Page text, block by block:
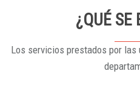
¿QUÉ SE
Los servicios prestados por